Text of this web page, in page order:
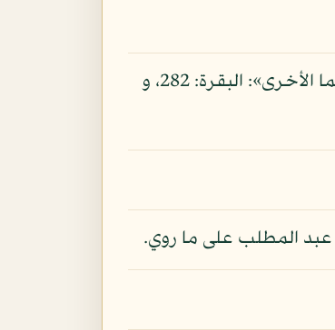
و يقرب منه ما قيل: إن المراد بالضلال الذهاب من العلم كما في قوله: «أن تضل إحداهما فتذكر إحداهما الأخرى»: البقرة: 282، و
عبد المطلب على ما روي.